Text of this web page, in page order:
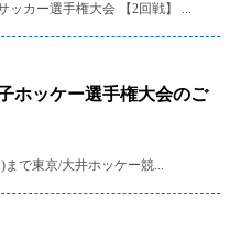
ッカー選手権大会 【2回戦】 ...
ホッケー選手権大会のご
まで東京/大井ホッケー競...